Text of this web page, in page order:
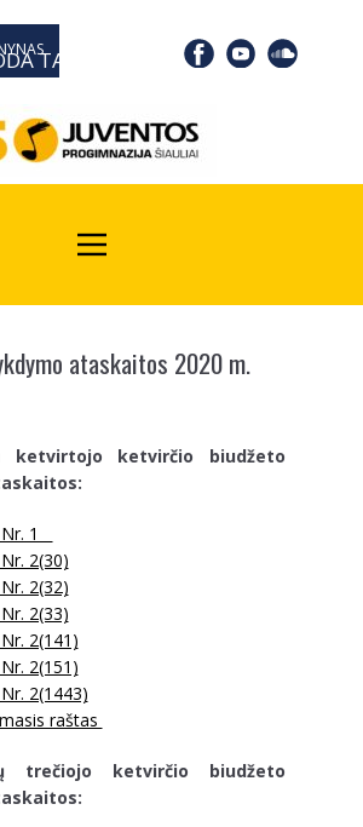
0667 19366
ataskaitos 2020 m.
ketvirtojo ketvirčio biudžeto
1
2(30)
2(32)
2(33)
2(141)
2(151)
2(1443)
raštas
trečiojo ketvirčio biudžeto